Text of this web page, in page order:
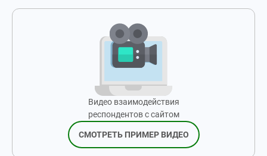
Видео взаимодействия
респондентов с сайтом
СМОТРЕТЬ ПРИМЕР ВИДЕО